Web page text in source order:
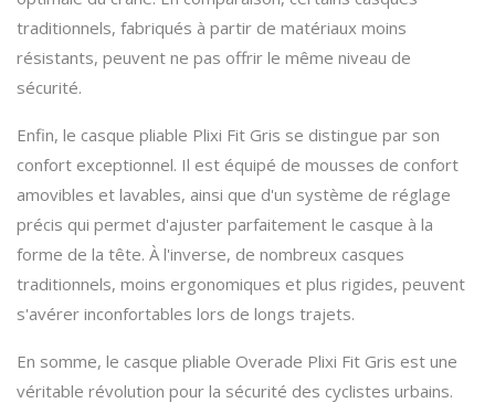
traditionnels, fabriqués à partir de matériaux moins
résistants, peuvent ne pas offrir le même niveau de
sécurité.
Enfin, le casque pliable Plixi Fit Gris se distingue par son
confort exceptionnel. Il est équipé de mousses de confort
amovibles et lavables, ainsi que d'un système de réglage
précis qui permet d'ajuster parfaitement le casque à la
forme de la tête. À l'inverse, de nombreux casques
traditionnels, moins ergonomiques et plus rigides, peuvent
s'avérer inconfortables lors de longs trajets.
En somme, le casque pliable Overade Plixi Fit Gris est une
véritable révolution pour la sécurité des cyclistes urbains.